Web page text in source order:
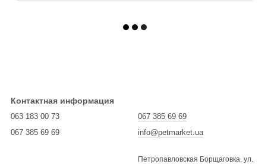
Контактная информация
063 183 00 73
067 385 69 69
067 385 69 69
info@petmarket.ua
Петропавловская Борщаговка, ул.